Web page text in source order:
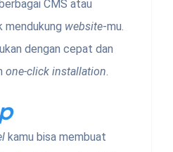
CMS atau
mendukung website-mu.
dengan cepat dan
one-click installation.
kamu bisa membuat